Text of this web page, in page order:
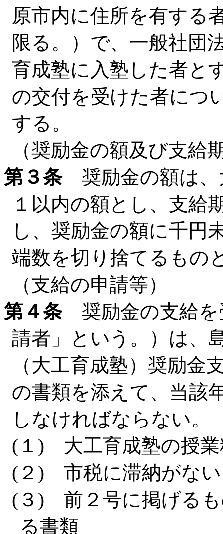
原市内に住所を有する
限る。）で、一般社団
育成塾に入塾した者と
の交付を受けた者につ
する。
（奨励金の額及び支給
第３条奨励金の額は、
１以内の額とし、支給
し、奨励金の額に千円
端数を切り捨てるもの
（支給の申請等）
第４条奨励金の支給を
請者」という。）は、
（大工育成塾）奨励金
の書類を添えて、当該
しなければならない。
(１) 大工育成塾の授業
(２) 市税に滞納がな
(３) 前２号に掲げるも
る書類